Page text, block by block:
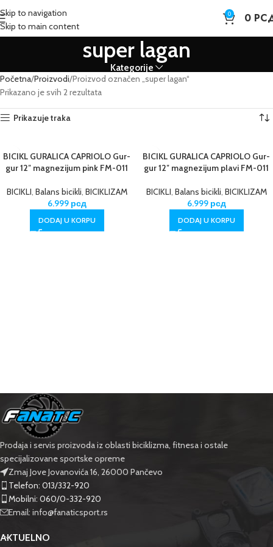
Skip to navigation
Skip to main content
0 0
super lagan
Kategorije
Početna Proizvodi Proizvod označen „super lagan“
Prikazano je svih 2 rezultata
Prikazuje traka
BICIKL GURALICA CAPRIOLO Gur-
gur 12″ magnezijum pink FM-011
BICIKLI, Balans bicikli, BICIKLIZAM
6.999 рсд
DODAJ U KORPU
BICIKL GURALICA CAPRIOLO Gur-
gur 12″ magnezijum plavi FM-011
BICIKLI, Balans bicikli, BICIKLIZAM
6.999 рсд
DODAJ U KORPU
Prodaja i servis proizvoda iz oblasti biciklizma, fitnesa i ostale
specijalizovane sportske opreme
Zmaj Jove Jovanovića 16, 26000 Pančevo
Telefon: 013/332-920
Mobilni: 060/0-332-920
Email: info@fanaticsport.rs
AKTUELNO